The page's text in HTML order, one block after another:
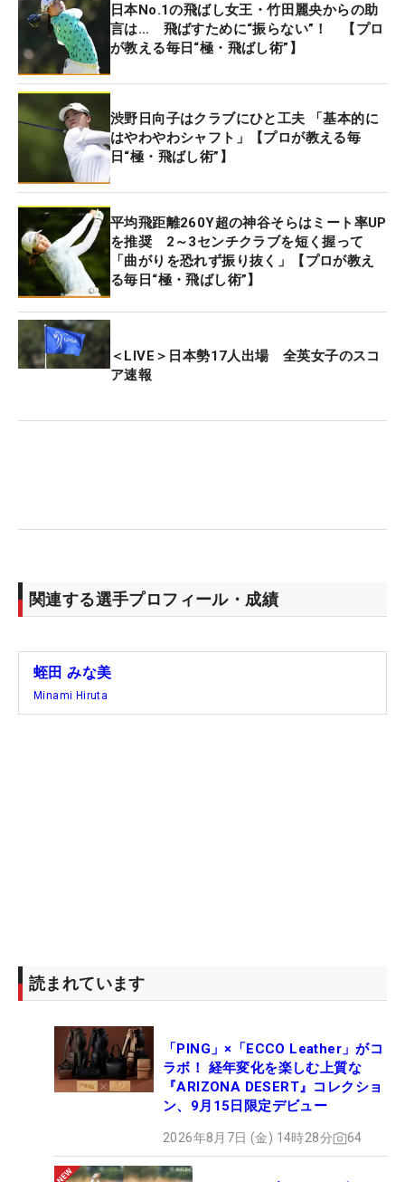
はハードヒッターで平均飛距離は245ヤードを超え
てくる。蛭田に飛ばしのヒントを聞いてみると、
「私も意識しているポイントですが、まずはバック
スイングで右ヒジが下を向いたまま、クラブを大き
く動かすことです。クラブの助走距離が長くなるの
で、スピードとパワーを出せます」と教えてくれ
バックスイングからトップにかけて右ヒジが浮く
と、クラブの運動量が少なくなってパワーが生まれ
ないし、ボールがつかまらないカット軌道を助長す
る。「右ヒジが浮いちゃう人は、右の肩甲骨周りが
いかもしれません」。バックスイングで『どうして
も右ヒジが浮いてしまう』という人は、右肩甲骨の
ストレッチを入念にやってみよう。
ッドスピードを出せる感覚なのですが、極端にいっ
さを変えない意識」をすることで、上体が起き上が
ることなくジャストミートできるという。蛭田流の
右ヒジの使い方を意識すると、飛距離アップにつな
日本No.1の飛ばし女王・竹田麗央からの助
言は… 飛ばすために“振らない”！ 【プロ
が教える毎日“極・飛ばし術”】
渋野日向子はクラブにひと工夫 「基本的に
はやわやわシャフト」【プロが教える毎
日“極・飛ばし術”】
平均飛距離260Y超の神谷そらはミート率UP
を推奨 2～3センチクラブを短く握って
「曲がりを恐れず振り抜く」【プロが教え
る毎日“極・飛ばし術”】
＜LIVE＞日本勢17人出場 全英女子のスコ
ア速報
関連する選手プロフィール・成績
蛭田 みな美
Minami Hiruta
読まれています
「PING」×「ECCO Leather」がコ
ラボ！ 経年変化を楽しむ上質な
『ARIZONA DESERT』コレクショ
ン、9月15日限定デビュー
2026年8月7日 (金) 14時28分 64